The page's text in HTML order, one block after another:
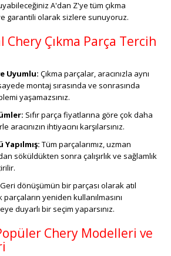
A'dan Z'ye tüm çıkma
garantili olarak sizlere sunuyoruz.
Çıkma Parça Tercih
Uyumlu: Çıkma parçalar, aracınızla aynı
montaj sırasında ve sonrasında
yaşamazsınız.
Sıfır parça fiyatlarına göre çok daha
aracınızın ihtiyacını karşılarsınız.
Tüm parçalarımız, uzman
söküldükten sonra çalışırlık ve sağlamlık
Geri dönüşümün bir parçası olarak atıl
yeniden kullanılmasını
duyarlı bir seçim yaparsınız.
Chery Modelleri ve